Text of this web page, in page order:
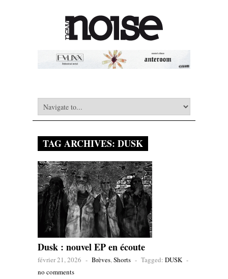
TAG ARCHIVES: DUSK
Dusk : nouvel EP en écoute
février 21, 2026 - Brèves,Shorts - Tagged: DUSK -
no comments